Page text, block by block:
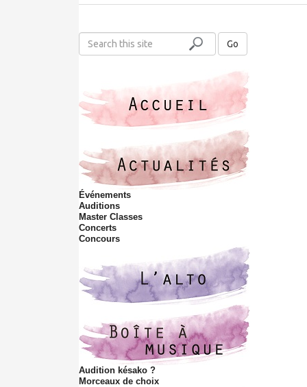
e
h
s
i
t
e
Go
Événements
Auditions
Master Classes
Concerts
Concours
Audition késako ?
Morceaux de choix